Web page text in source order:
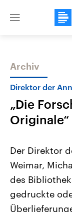
Close
Themen
Landtagswahl
2026
Alle Informationen
Sachsen-Anhalt
September 2026
Archiv
Direktor der
„Die
Originale“
Der Direktor
Weimar,
des
gedruckte